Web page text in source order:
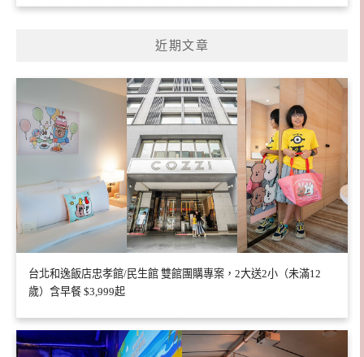
近期文章
台北和逸飯店忠孝館/民生館 雙館團購專案，2大送2小（未滿12
歲）含早餐 $3,999起